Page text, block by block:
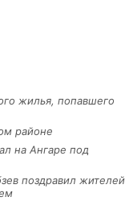
жилья, попавшего
районе
на Ангаре под
поздравил жителей